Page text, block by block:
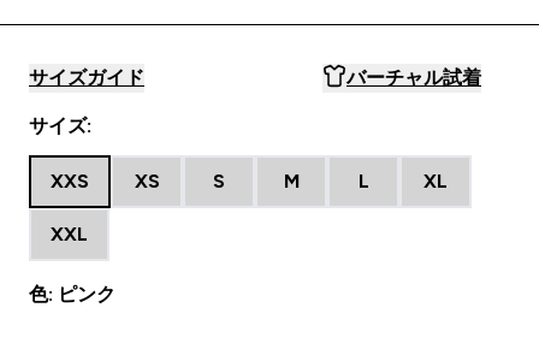
サイズガイド バーチャル試着
サイズ:
XXS XS S M L XL
XXL
色: ピンク